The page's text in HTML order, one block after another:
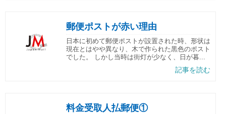
郵便ポストが赤い理由
日本に初めて郵便ポストが設置された時、形状は
現在とはやや異なり、木で作られた黒色のポスト
でした。 しかし当時は街灯が少なく、日が暮...
記事を読む
料金受取人払郵便①